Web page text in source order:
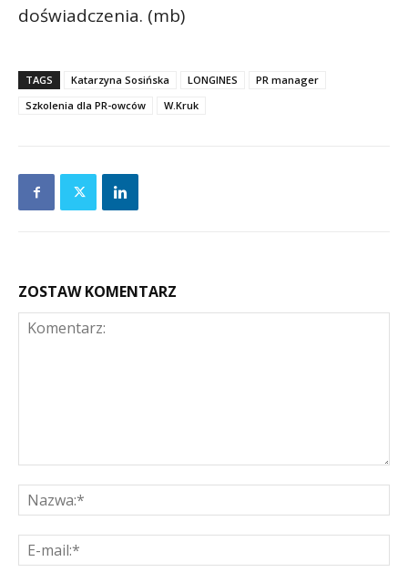
doświadczenia. (mb)
TAGS Katarzyna Sosińska LONGINES
PR manager
Szkolenia dla PR-owców
W.Kruk
ZOSTAW KOMENTARZ